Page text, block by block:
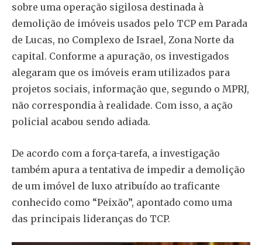
sobre uma operação sigilosa destinada à
demolição de imóveis usados pelo TCP em Parada
de Lucas, no Complexo de Israel, Zona Norte da
capital. Conforme a apuração, os investigados
alegaram que os imóveis eram utilizados para
projetos sociais, informação que, segundo o MPRJ,
não correspondia à realidade. Com isso, a ação
policial acabou sendo adiada.
De acordo com a força-tarefa, a investigação
também apura a tentativa de impedir a demolição
de um imóvel de luxo atribuído ao traficante
conhecido como “Peixão”, apontado como uma
das principais lideranças do TCP.